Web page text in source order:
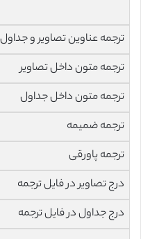
ترجمه عناوین تصاویر و جداول
ترجمه متون داخل تصاویر
ترجمه متون داخل جداول
ترجمه ضمیمه
ترجمه پاورقی
درج تصاویر در فایل ترجمه
درج جداول در فایل ترجمه